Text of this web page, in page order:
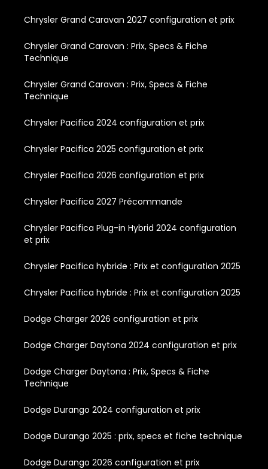
Chrysler Grand Caravan 2027 configuration et prix
Chrysler Grand Caravan : Prix, Specs & Fiche
Technique
Chrysler Grand Caravan : Prix, Specs & Fiche
Technique
Chrysler Pacifica 2024 configuration et prix
Chrysler Pacifica 2025 configuration et prix
Chrysler Pacifica 2026 configuration et prix
Chrysler Pacifica 2027 Précommande
Chrysler Pacifica Plug-in Hybrid 2024 configuration
et prix
Chrysler Pacifica hybride : Prix et configuration 2025
Chrysler Pacifica hybride : Prix et configuration 2025
Dodge Charger 2026 configuration et prix
Dodge Charger Daytona 2024 configuration et prix
Dodge Charger Daytona : Prix, Specs & Fiche
Technique
Dodge Durango 2024 configuration et prix
Dodge Durango 2025 : prix, specs et fiche technique
Dodge Durango 2026 configuration et prix